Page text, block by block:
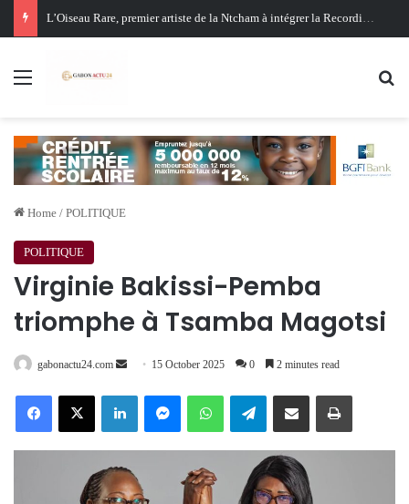
Oligui Nguema au Ghana : Libreville mise sur Accra pour renforcer sa stratégie diplomatique et économique
Menu
Home / POLITIQUE
POLITIQUE
Virginie Bakissi-Pemba
triomphe à Tsamba Magotsi
gabonactu24.com
Send 15 October 2025 0 2 minutes read
FacebookX LinkedInMessengerWhatsAppTelegramShare via Email Print